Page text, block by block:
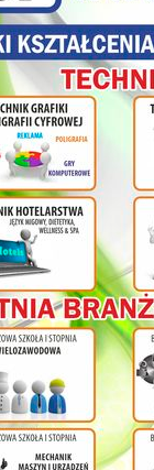
2021. All rights